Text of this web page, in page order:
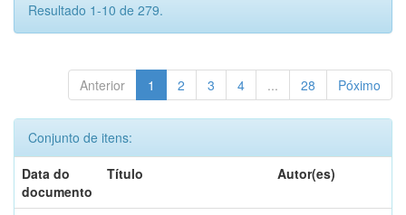
Resultado 1-10 de 279.
Anterior 1 2 3 4 ... 28 Póximo
Conjunto de itens:
Data do
documento
Título Autor(es)